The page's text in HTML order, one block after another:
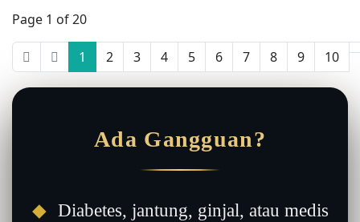
Page 1 of 20
1 2 3 4 5 6 7 8 9 10
Ada Gangguan?
◆ Diabetes, jantung, ginjal, atau medis